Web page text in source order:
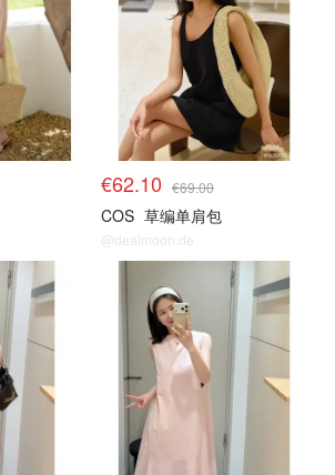
€62.10 €69.00
COS 草编单肩包
@dealmoon.de